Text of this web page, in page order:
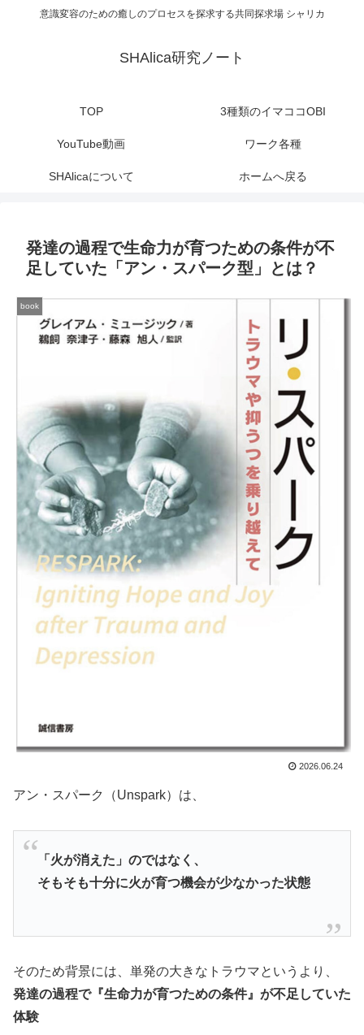
意識変容のための癒しのプロセスを探求する共同探求場 シャリカ
SHAlica研究ノート
TOP 3種類のイマココOBI
YouTube動画 ワーク各種
SHAlicaについて ホームへ戻る
発達の過程で生命力が育つための条件が不
足していた「アン・スパーク型」とは？
book
2026.06.24
アン・スパーク（Unspark）は、
「火が消えた」のではなく、
そもそも十分に火が育つ機会が少なかった状態
そのため背景には、単発の大きなトラウマというより、
発達の過程で『生命力が育つための条件』が不足していた
体験